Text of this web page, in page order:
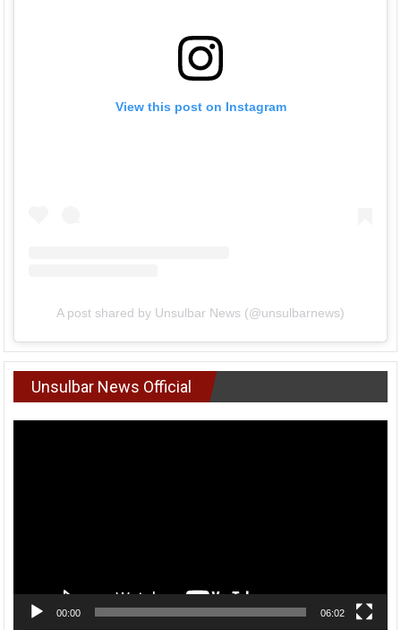
View this post on Instagram
A post shared by Unsulbar News (@unsulbarnews)
Unsulbar News Official
00:00 06:02